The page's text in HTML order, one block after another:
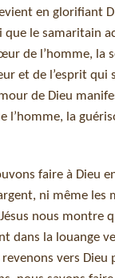
en glorifiant
le samaritain
de l’homme, la
et de l’esprit qui
de Dieu
l’homme, la
faire à Dieu
ni même les
nous montre
la louange
vers Dieu